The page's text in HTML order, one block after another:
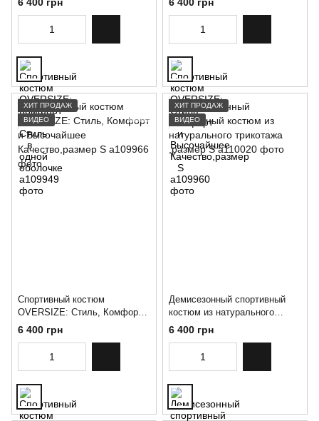
6 400 грн 6 400 грн
ХИТ ПРОДАЖ
ВИДЕО
Спортивный костюм
OVERSIZE: Стиль, Комфорт и
Высочайшее Качество,размер
6 400 грн
ХИТ ПРОДАЖ
ВИДЕО
Демисезонный спортивный
костюм из натурального
трикотажа ,размер S
6 400 грн